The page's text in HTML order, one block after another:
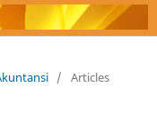
/ Articles